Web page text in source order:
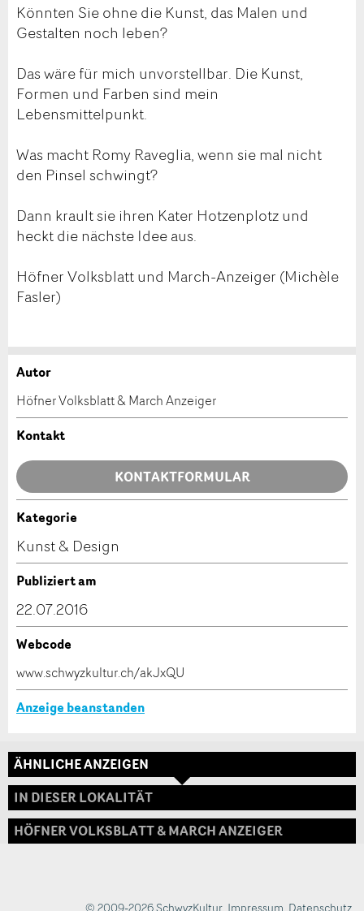
Könnten Sie ohne die Kunst, das Malen und
Gestalten noch leben?
Das wäre für mich unvorstellbar. Die Kunst,
Formen und Farben sind mein
Lebensmittelpunkt.
Was macht Romy Raveglia, wenn sie mal nicht
den Pinsel schwingt?
Dann krault sie ihren Kater Hotzenplotz und
heckt die nächste Idee aus.
Höfner Volksblatt und March-Anzeiger (Michèle
Fasler)
Anzeige beanstanden
Ihr Feedback wird sehr geschätzt!
Allgemeines Feedback
Anzeige nicht mehr gültig
Anzeige unvollständig
* Eingabe erforderlich
Anzeige weiterempfehlen
Empfehlen Sie diese Anzeige an Freunde weiter.
* Eingabe erforderlich
Autor
Höfner Volksblatt & March Anzeiger
Kontakt
KONTAKTFORMULAR
Kontakt
Verfassen Sie eine Nachricht für die Kontaktpersonen
Adresse
Kategorie
Kunst & Design
Publiziert am
22.07.2016
Webcode
www.schwyzkultur.ch/akJxQU
Anzeige beanstanden
ÄHNLICHE ANZEIGEN
IN DIESER LOKALITÄT
HÖFNER VOLKSBLATT & MARCH ANZEIGER
© 2009-2026 SchwyzKultur Impressum Datenschutz